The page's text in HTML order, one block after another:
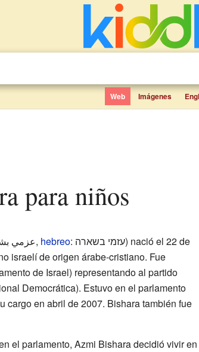
Web Imágenes
para niños
: عزمي بشارة, hebreo: עזמי בשארה) nació el 22 de
israelí de origen árabe-cristiano. Fue
de Israel) representando al partido
Democrática). Estuvo en el parlamento
cargo en abril de 2007. Bishara también fue
el parlamento, Azmi Bishara decidió vivir en